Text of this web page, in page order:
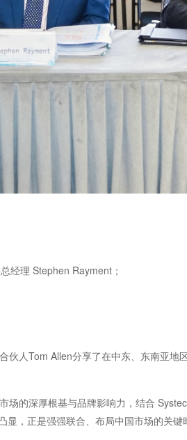
经理 Stephen Rayment；
人Tom Allen分享了在中东、东南亚
的深厚根基与品牌影响力，结合
，正是强强联合、布局中国市场的关